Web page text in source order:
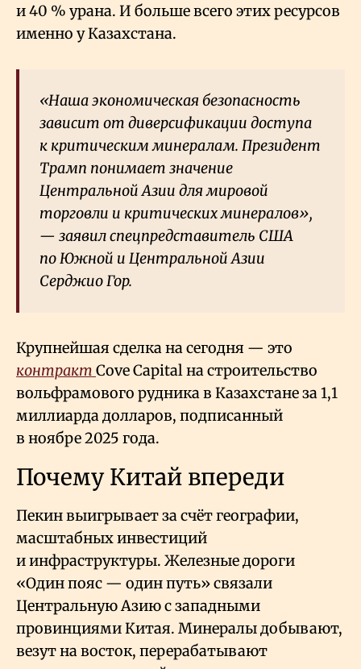
и 40 % урана. И больше всего этих ресурсов
именно у Казахстана.
«Наша экономическая безопасность
зависит от диверсификации доступа
к критическим минералам. Президент
Трамп понимает значение
Центральной Азии для мировой
торговли и критических минералов»,
— заявил спецпредставитель США
по Южной и Центральной Азии
Серджио Гор.
Крупнейшая сделка на сегодня — это
контракт Cove Capital на строительство
вольфрамового рудника в Казахстане за 1,1
миллиарда долларов, подписанный
в ноябре 2025 года.
Почему Китай впереди
Пекин выигрывает за счёт географии,
масштабных инвестиций
и инфраструктуры. Железные дороги
«Один пояс — один путь» связали
Центральную Азию с западными
провинциями Китая. Минералы добывают,
везут на восток, перерабатывают